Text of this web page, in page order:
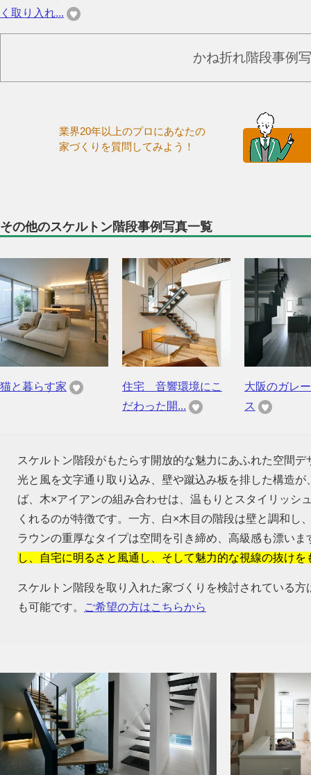
く取り入れ...
かね折れ階段事例
業界20年以上のプロにあなたの
家づくりを質問してみよう！
その他のスケルトン階段事例写真一覧
猫と暮らす家
住宅 音響環境にこ
だわった開...
大阪のガレ
ス
スケルトン階段がもたらす開放的な魅力にあふれた空間
光と風を文字通り取り込み、壁や蹴込み板を排した構造
ば、木×アイアンの組み合わせは、温もりとスタイリッシ
くれるのが特徴です。一方、白×木目の階段は壁と調和
ラウンの重厚なタイプは空間を引き締め、高級感も漂いま
し、自宅に明るさと風通し、そして魅力的な視線の抜け
スケルトン階段を取り入れた家づくりを検討されている
も可能です。
ご希望の方はこちらから